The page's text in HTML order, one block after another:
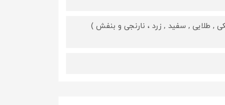
, طلایی , سفید , زرد ، نارنجی و بنفش )